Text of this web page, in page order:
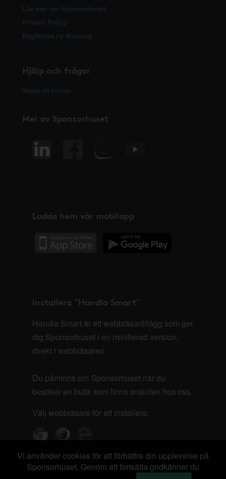
Läs mer om Sponsorhuset
Privacy Policy
Registrera ny förening
Hjälp och frågor
Skapa ett ärende
Mer av Sponsorhuset
Ladda hem vår mobilapp
Installera "Handla Smart"
Handla Smart är ett webbläsartillägg som ger
dig Sponsorhuset i en minifierad version,
direkt i webbläsaren.
Du påminns om Sponsorhuset när du
besöker en butik som finns ansluten hos oss.
Välj webbläsare för att installera:
Vi använder cookies för att förbättra din upplevelse på
Sponsorhuset. Genom att fortsätta godkänner du